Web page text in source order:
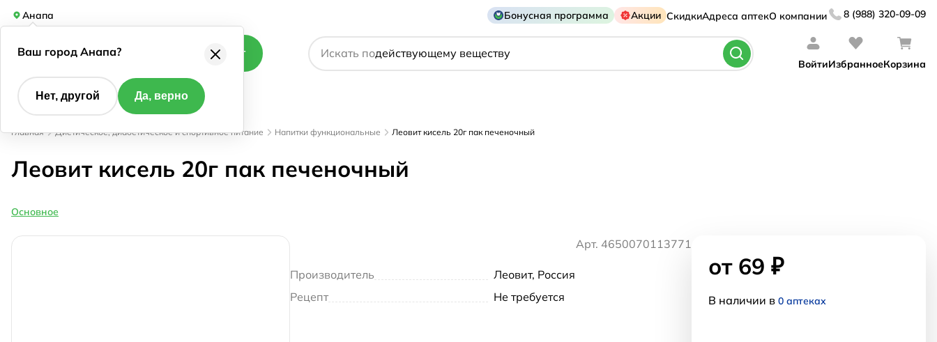
Анапа Бонусная программа Акции СкидкиАдреса аптекО компании 8 (988) 320-09-09
Каталог Искать по
названию препарата
действующему веществу
производителю
ВойтиИзбранноеКорзина
Главная Диетическое, диабетическое и спортивное питание Напитки функциональные Леовит кисель 20г пак печеночный
Леовит кисель 20г пак печеночный
Основное
Арт. 4650070113771
Производитель
Леовит, Россия
Рецепт
Не требуется
от 69 ₽
В наличии в 0 аптеках
Ваш город Анапа?
Нет, другой Да, верно